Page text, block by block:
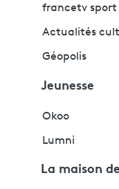
francetv sport
Actualités
Géopolis
Jeunesse
Okoo
Lumni
La maison